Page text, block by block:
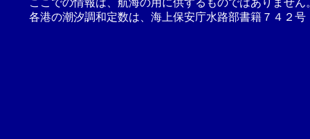
ここでの情報は、航海の用に供するものではありませ
各港の潮汐調和定数は、海上保安庁水路部書籍７４２